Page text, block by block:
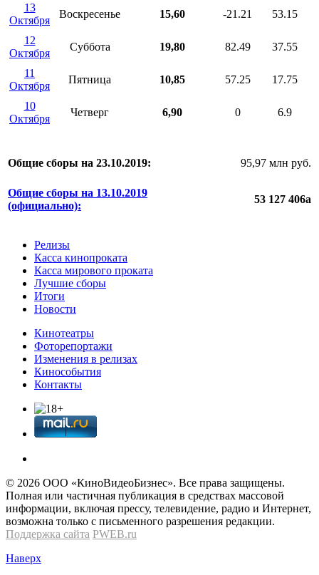
13
Октября
Воскресенье 15,60 -21.21 53.15
12
Октября
Суббота 19,80 82.49 37.55
11
Октября
Пятница 10,85 57.25 17.75
10
Октября
Четверг 6,90 0 6.9
Общие сборы на 23.10.2019: 95,97 млн руб.
Общие сборы на 13.10.2019
(официально):
53 127 406a
Релизы
Касса кинопроката
Касса мирового проката
Лучшие сборы
Итоги
Новости
Кинотеатры
Фоторепортажи
Изменения в релизах
Кинособытия
Контакты
© 2026 OOО «КиноВидеоБизнес». Все права защищены.
Полная или частичная публикация в средствах массовой
информации, включая прессу, телевидение, радио и Интернет,
возможна только с письменного разрешения редакции.
Поддержка сайта PWEB.ru
Наверх